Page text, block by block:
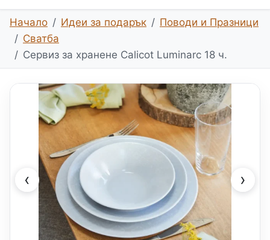
Начало Идеи за подарък
Поводи и Празници
Сватба
Сервиз за хранене Calicot Luminarc 18 ч.
‹ ›